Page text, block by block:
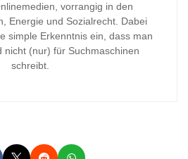
vorrangig in den
Energie und Sozialrecht. Dabei
simple Erkenntnis ein, dass man
nicht (nur) für Suchmaschinen
schreibt.